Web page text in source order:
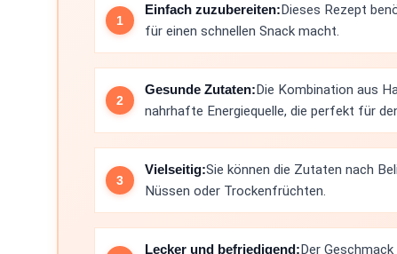
Einfach zuzubereiten:Dieses Rezept
für einen schnellen Snack macht.
Gesunde Zutaten:Die Kombination aus
nahrhafte Energiequelle, die perfekt für
Vielseitig:Sie können die Zutaten nach
Nüssen oder Trockenfrüchten.
Lecker und befriedigend:Der